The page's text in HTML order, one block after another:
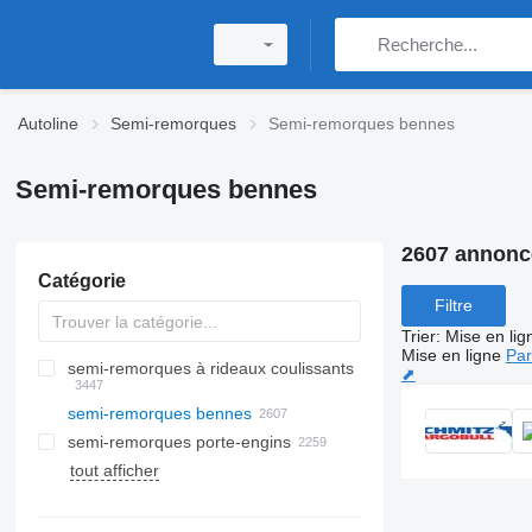
Autoline Semi-remorques Semi-remorques bennes
Semi-remorques bennes
Catégorie
semi-remorques à rideaux coulissants
semi-remorques bennes
semi-remorques porte-engins
tout afficher
2607
Filtre
Trier: Mise en
Mise en ligne
⬈